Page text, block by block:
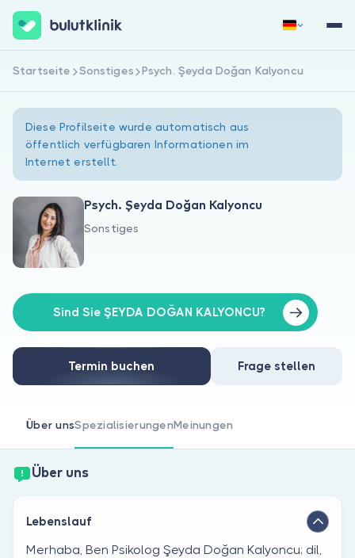
Über uns
Für Patienten
Für Ärzte
Jetzt registrieren Anmelden
Startseite Sonstiges Psych. Şeyda Doğan Kalyoncu
Diese Profilseite wurde automatisch aus
öffentlich verfügbaren Informationen im
Internet erstellt.
Psych. Şeyda Doğan Kalyoncu
Sonstiges
Sind Sie ŞEYDA DOĞAN KALYONCU?
Termin buchen Frage stellen
Über unsSpezialisierungenMeinungen
Über uns
Lebenslauf
Merhaba, Ben Psikolog Şeyda Doğan Kalyoncu; dil,